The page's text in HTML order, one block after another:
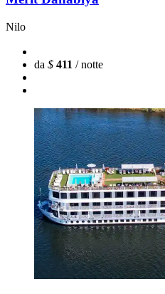
Nilo
da $ 411 / notte